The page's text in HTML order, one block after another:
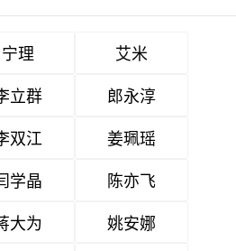
宁理
艾米
立群
郎永淳
双江
姜珮瑶
学晶
陈亦飞
大为
姚安娜